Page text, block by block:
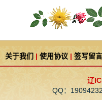
关于我们 | 使用协议 | 签写留言
辽
QQ：